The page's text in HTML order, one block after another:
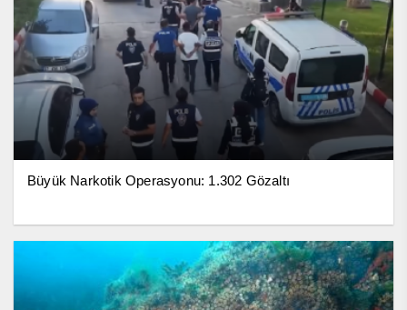
Büyük Narkotik Operasyonu: 1.302 Gözaltı